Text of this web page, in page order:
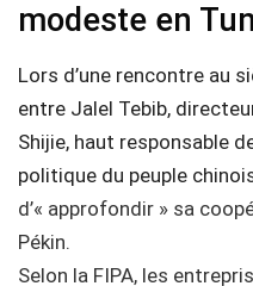
modeste en
Lors d’une rencontre au
entre Jalel Tebib,
Shijie, haut responsable
politique du peuple
d’« approfondir » sa
Pékin.
Selon la FIPA, les